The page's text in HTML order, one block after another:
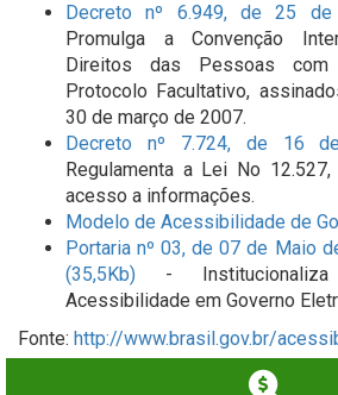
Decreto nº 6.949, de 25
Promulga a Convenção
Direitos das Pessoas
Protocolo Facultativo,
30 de março de 2007.
Decreto nº 7.724, de 16
Regulamenta a Lei No
acesso a informações.
Modelo de Acessibilidade de
Portaria nº 03, de 07 de Maio
(35,5Kb) -
Acessibilidade em Governo
Fonte: http://www.brasil.gov.br/